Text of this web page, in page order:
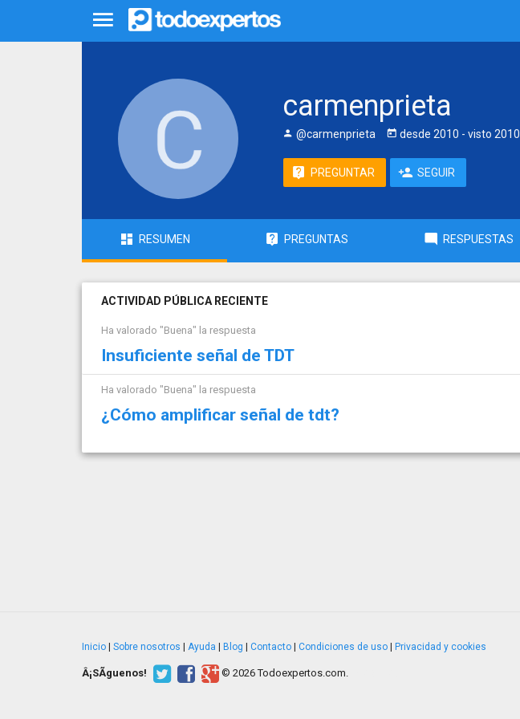
carmenprieta
@carmenprieta desde 2010 - visto 2010
PREGUNTAR SEGUIR
RESUMEN PREGUNTAS RESPUESTAS
ACTIVIDAD PÚBLICA RECIENTE
Ha valorado "Buena" la respuesta
Insuficiente señal de TDT
Ha valorado "Buena" la respuesta
¿Cómo amplificar señal de tdt?
Inicio Sobre nosotros Ayuda Blog Contacto Condiciones de uso Privacidad y cookies
Â¡SÃ­guenos! © 2026 Todoexpertos.com.